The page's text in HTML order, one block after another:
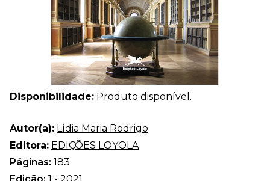
Disponibilidade: Produto disponível.
Autor(a): Lídia Maria Rodrigo
Editora: EDIÇÕES LOYOLA
Páginas: 183
Edição: 1 - 2021